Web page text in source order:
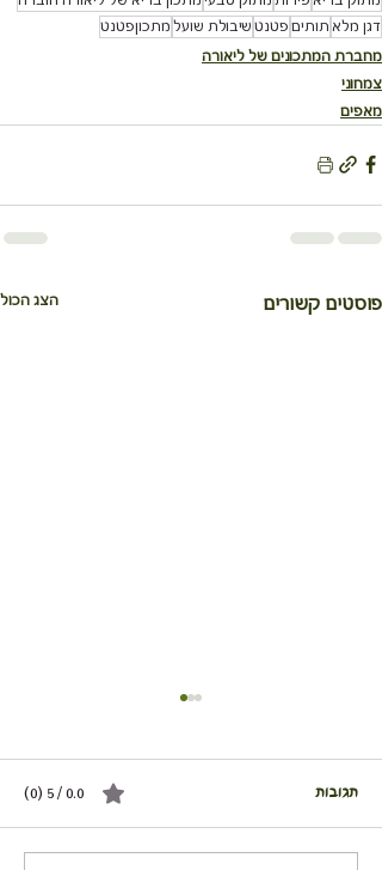
דגן מלא תותים פטנט שיבולת שועל מתכוןפטנט
מחברת המתכונים של ליאורה
צמחוני
מאפים
פוסטים קשורים הצג הכול
תגובות 0.0 / 5 ‏(0)